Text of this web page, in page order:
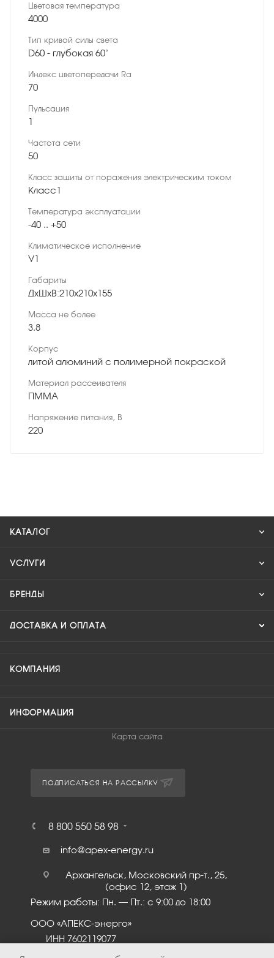
Цветовая температура
4000
Тип кривой силы света
D60 - глубокая 60˚
Индекс цветопередачи Ra
70
Пульсация
1
Частота сети
50
Класс защиты от поражения электрическим током
Класс1
Температура эксплуатации
-40 .. +50
Климатическое исполнение
У1
Габариты
ДхШхВ:210х210х155
Масса не более
3.8
Корпус
литой алюминий с полимерной покраской
Материал рассеивателя
ПММА
Напряжение питания, В
220
КАТАЛОГ
УСЛУГИ
БРЕНДЫ
ДОСТАВКА И ОПЛАТА
КОМПАНИЯ
ИНФОРМАЦИЯ
Карта сайта
ПОДПИСАТЬСЯ НА РАССЫЛКУ
8 800 550 58 98
info@apex-energy.ru
Архангельск, Московский пр-т., 25,
(офис 12, этаж 1)
Режим работы: Пн. – Пт.: с 9:00 до 18:00
ООО «АПЕКС-энерго»
ИНН 7602119077